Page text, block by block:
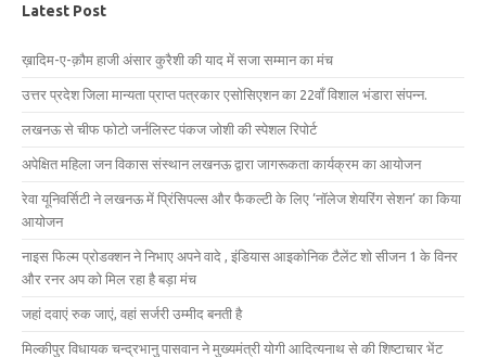
Latest Post
ख़ादिम-ए-क़ौम हाजी अंसार कुरैशी की याद में सजा सम्मान का मंच
उत्तर प्रदेश जिला मान्यता प्राप्त पत्रकार एसोसिएशन का 22वाँ विशाल भंडारा संपन्न.
लखनऊ से चीफ फोटो जर्नलिस्ट पंकज जोशी की स्पेशल रिपोर्ट
अपेक्षित महिला जन विकास संस्थान लखनऊ द्वारा जागरूकता कार्यक्रम का आयोजन
रेवा यूनिवर्सिटी ने लखनऊ में प्रिंसिपल्स और फैकल्टी के लिए ‘नॉलेज शेयरिंग सेशन’ का किया
आयोजन
नाइस फिल्म प्रोडक्शन ने निभाए अपने वादे , इंडियास आइकोनिक टैलेंट शो सीजन 1 के विनर
और रनर अप को मिल रहा है बड़ा मंच
जहां दवाएं रुक जाएं, वहां सर्जरी उम्मीद बनती है
मिल्कीपुर विधायक चन्द्रभानु पासवान ने मुख्यमंत्री योगी आदित्यनाथ से की शिष्टाचार भेंट